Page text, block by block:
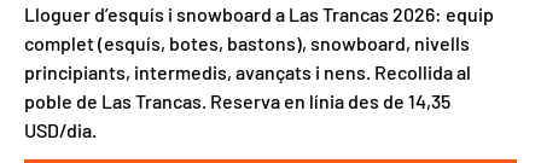
Lloguer d’esquís i snowboard a Las Trancas 2026: equip
complet (esquís, botes, bastons), snowboard, nivells
principiants, intermedis, avançats i nens. Recollida al
poble de Las Trancas. Reserva en línia des de 14,35
USD/dia.